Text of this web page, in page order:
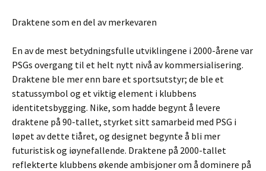
Draktene som en del av merkevaren
En av de mest betydningsfulle utviklingene i 2000-årene var
PSGs overgang til et helt nytt nivå av kommersialisering.
Draktene ble mer enn bare et sportsutstyr; de ble et
statussymbol og et viktig element i klubbens
identitetsbygging. Nike, som hadde begynt å levere
draktene på 90-tallet, styrket sitt samarbeid med PSG i
løpet av dette tiåret, og designet begynte å bli mer
futuristisk og iøynefallende. Draktene på 2000-tallet
reflekterte klubbens økende ambisjoner om å dominere på